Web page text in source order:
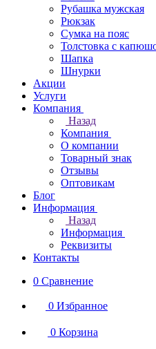
Рубашка мужская
Рюкзак
Сумка на пояс
Толстовка с
Шапка
Шнурки
Акции
Услуги
Компания
Назад
Компания
О компании
Товарный знак
Отзывы
Оптовикам
Блог
Информация
Назад
Информация
Реквизиты
Контакты
0 Сравнение
0 Избранное
0 Корзина